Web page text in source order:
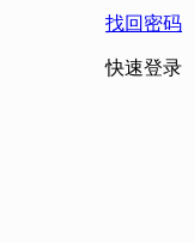
找回密码
快速登录